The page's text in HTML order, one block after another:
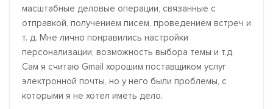
масштабные деловые операции, связанные с
отправкой, получением писем, проведением встреч и
т. д. Мне лично понравились настройки
персонализации, возможность выбора темы и т.д.
Сам я считаю Gmail хорошим поставщиком услуг
электронной почты, но у него были проблемы, с
которыми я не хотел иметь дело.